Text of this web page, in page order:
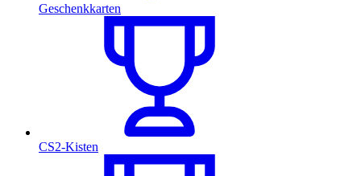
Geschenkkarten
CS2-Kisten